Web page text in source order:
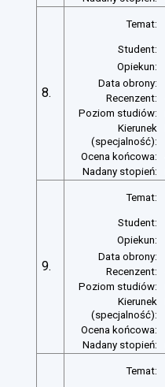
8.
Temat:
Student:
Opiekun:
Data obrony:
Recenzent:
Poziom studiów:
Kierunek
(specjalność):
Ocena końcowa:
Nadany stopień:
9.
Temat:
Student:
Opiekun:
Data obrony:
Recenzent:
Poziom studiów:
Kierunek
(specjalność):
Ocena końcowa:
Nadany stopień:
Temat: